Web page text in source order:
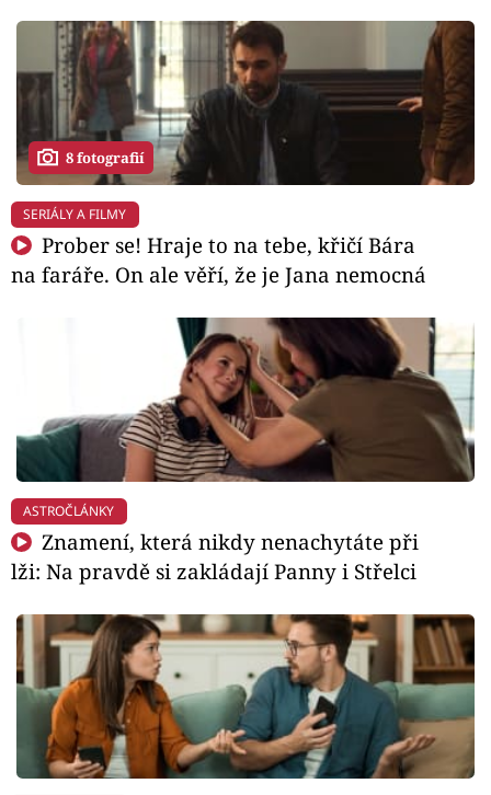
8 fotografií
SERIÁLY A FILMY
Prober se! Hraje to na tebe, křičí Bára
na faráře. On ale věří, že je Jana nemocná
ASTROČLÁNKY
Znamení, která nikdy nenachytáte při
lži: Na pravdě si zakládají Panny i Střelci